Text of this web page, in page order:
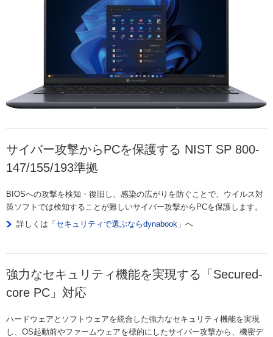
サイバー攻撃からPCを保護する NIST SP 800-
147/155/193準拠
BIOSへの攻撃を検知・復旧し、感染の広がりを防ぐことで、ウイルス対
策ソフトでは検知することが難しいサイバー攻撃からPCを保護します。
詳しくは「セキュリティで選ぶならdynabook 」へ
強力なセキュリティ機能を実現する「Secured-
core PC」対応
ハードウェアとソフトウェアを統合した強力なセキュリティ機能を実現
し、OS起動前やファームウェアを標的にしたサイバー攻撃から、機密デ